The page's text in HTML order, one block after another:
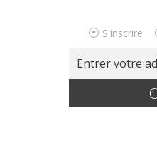
S'inscrire